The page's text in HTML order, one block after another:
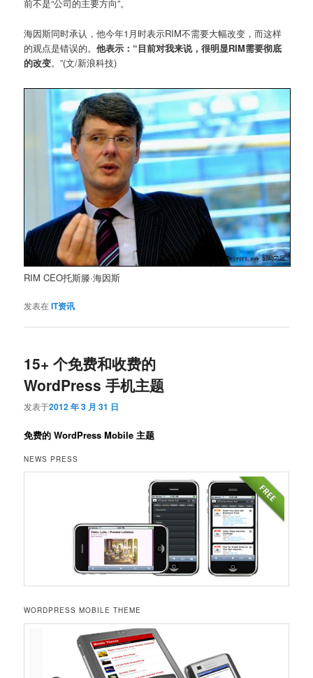
前不是“公司的主要方向”。
海因斯同时承认，他今年1月时表示RIM不需要大幅改变，而这样
的观点是错误的。他表示：“目前对我来说，很明显RIM需要彻底
的改变。”(文/新浪科技)
RIM CEO托斯滕·海因斯
发表在IT资讯
15+ 个免费和收费的
WordPress 手机主题
发表于2012 年 3 月 31 日
免费的 WordPress Mobile 主题
NEWS PRESS
WORDPRESS MOBILE THEME